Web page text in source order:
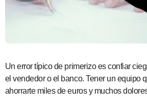
Un error típico de primerizo es confiar
el vendedor o el banco. Tener un equipo
ahorrarte miles de euros y muchos